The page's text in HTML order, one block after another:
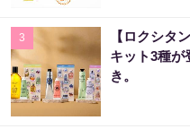
3
【ロクシタ
キット3種が
き。